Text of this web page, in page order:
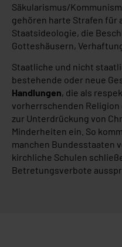
Säkularismus/
gehören harte Strafen für
Staatsideologie, die
Gotteshäusern,
Staatliche und nicht
bestehende oder neue
Handlungen, die als
vorherrschenden
zur Unterdrückung von
Minderheiten ein. So
manchen Bundesstaaten
kirchliche Schulen
Betretungsverbote